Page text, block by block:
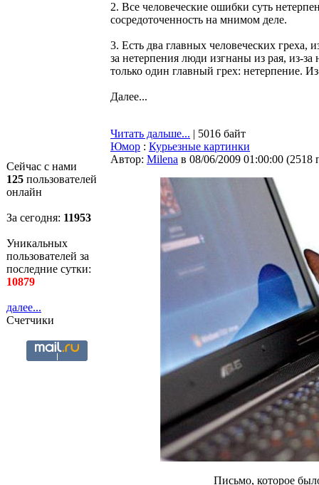
Сейчас с нами
125 пользователей
онлайн
За сегодня: 11954
Уникальных
пользователей за
последние сутки:
10879
далее...
Счетчики
2. Все человеческие ошибки суть
сосредоточенность на мнимом деле.
3. Есть два главных человеческих греха,
за нетерпения люди изгнаны из рая, из-
только один главный грех: нетерпение.
Далее...
Читать дальше... | 5016 байт
Юмор : Курьезные картинки
Автор: Milena в 08/06/2009 01:00:00 (2518
Письмо, которое